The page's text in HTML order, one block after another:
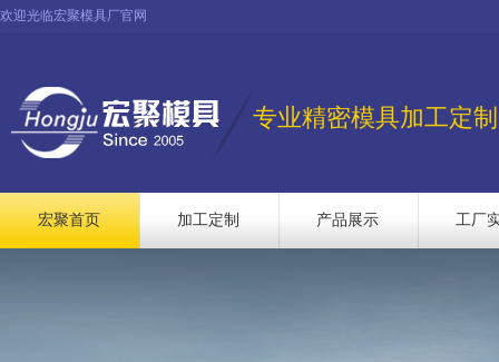
欢迎光临宏聚模具厂官网
专业精密模具加工定制
宏聚首页 加工定制 产品展示 工厂